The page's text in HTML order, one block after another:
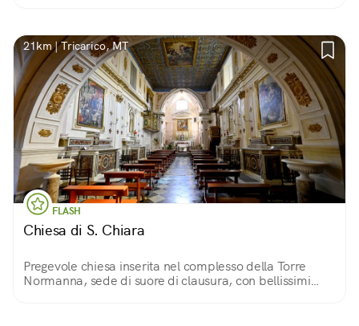
21km | Tricarico, MT
FLASH
Chiesa di S. Chiara
Pregevole chiesa inserita nel complesso della Torre
Normanna, sede di suore di clausura, con bellissimi